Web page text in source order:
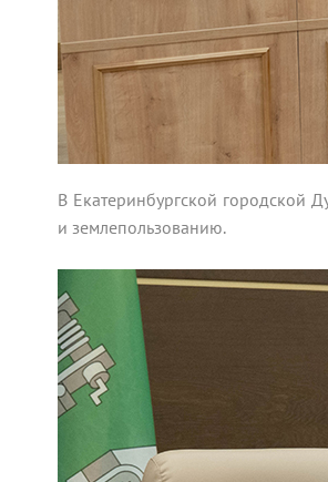
В Екатеринбургской городской
и землепользованию.